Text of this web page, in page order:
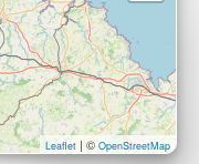
Leaflet| © OpenStreetMap